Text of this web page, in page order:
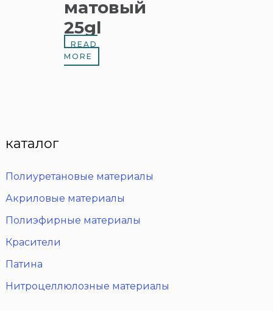
каталог
Полиуретановые материалы
Акриловые материалы
Полиэфирные материалы
Красители
Патина
Нитроцеллюлозные материалы
матовый
25gl
READ
MORE